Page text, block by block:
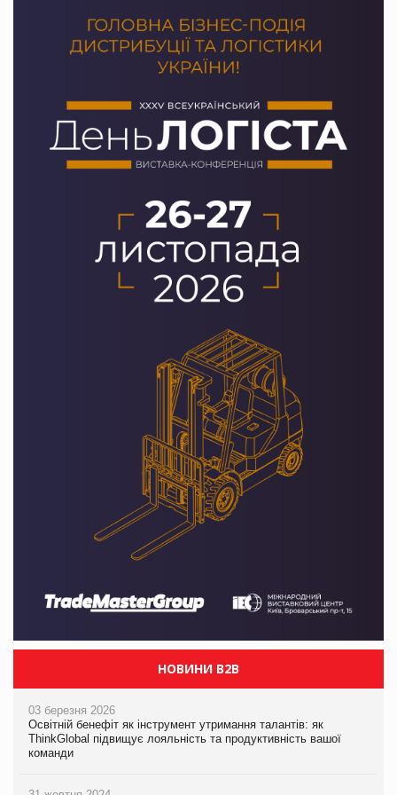
НОВИНИ B2B
03 березня 2026
Освітній бенефіт як інструмент утримання талантів: як
ThinkGlobal підвищує лояльність та продуктивність вашої
команди